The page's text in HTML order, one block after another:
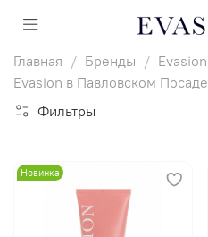
Главная Бренды
Evasion
Evasion в Павловском Посаде
Фильтры
Новинка